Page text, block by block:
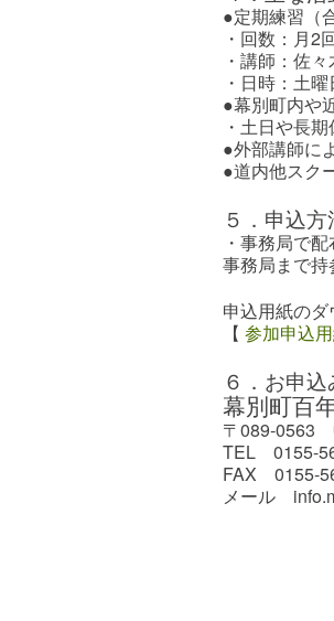
●定期練習（
・回数：月2
・講師：佐
・日時：土
●幕別町内や
・土日や長
●外部講師に
●道内他スク
５．申込方
・事務局で
事務局まで持
申込用紙の
【 参加申込用
６．お申
幕別町百
〒089-0563
TEL 0155-
FAX 0155-
メール